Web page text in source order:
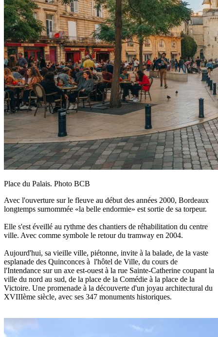
Place du Palais. Photo BCB
Avec l'ouverture sur le fleuve au début des années 2000, Bordeaux
longtemps surnommée «la belle endormie» est sortie de sa torpeur.
Elle s'est éveillé au rythme des chantiers de réhabilitation du centre
ville. Avec comme symbole le retour du tramway en 2004.
Aujourd'hui, sa vieille ville, piétonne, invite à la balade, de la vaste
esplanade des Quinconces à l'hôtel de Ville, du cours de
l'Intendance sur un axe est-ouest à la rue Sainte-Catherine coupant la
ville du nord au sud, de la place de la Comédie à la place de la
Victoire. Une promenade à la découverte d'un joyau architectural du
XVIIIème siècle, avec ses 347 monuments historiques.